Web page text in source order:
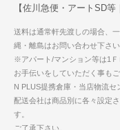
【佐川急便・アートSD等
送料は通常軒先渡しの場合、
縄・離島はお問い合わせ下さ
※アパート/マンション等は1
お手伝いをしていただく事も
N PLUS提携倉庫・当店物流セ
配送会社は商品別に各々設定
す。
ご了承下さい。